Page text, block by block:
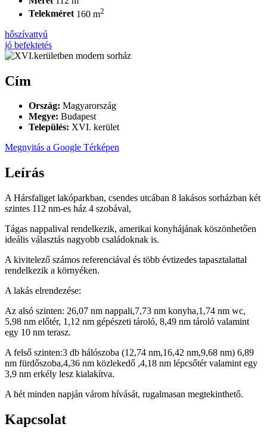
Telekméret 160 m2
hőszívattyú
jó befektetés
Cím
Ország: Magyarország
Megye: Budapest
Település: XVI. kerület
Megnyitás a Google Térképen
Leírás
A Hársfaliget lakóparkban, csendes utcában 8 lakásos sorházban két
szintes 112 nm-es ház 4 szobával,
Tágas nappalival rendelkezik, amerikai konyhájának köszönhetően
ideális választás nagyobb családoknak is.
A kivitelező számos referenciával és több évtizedes tapasztalattal
rendelkezik a környéken.
A lakás elrendezése:
Az alsó szinten: 26,07 nm nappali,7,73 nm konyha,1,74 nm wc,
5,98 nm előtér, 1,12 nm gépészeti tároló, 8,49 nm tároló valamint
egy 10 nm terasz.
A felső szinten:3 db hálószoba (12,74 nm,16,42 nm,9,68 nm) 6,89
nm fürdőszoba,4,36 nm közlekedő ,4,18 nm lépcsőtér valamint egy
3,9 nm erkély lesz kialakítva.
A hét minden napján várom hívását, rugalmasan megtekinthető.
Kapcsolat